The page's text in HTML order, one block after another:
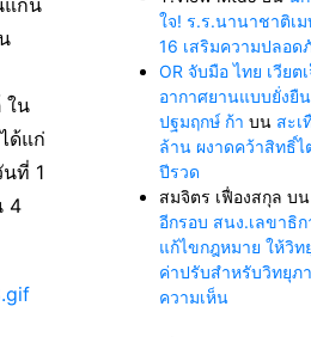
แก่น
ใน
ด้แก่
ที่ 1
4
ใจ! ร.ร.นานาชาติเ
16 เสริมความปลอด
OR จับมือ ไทย เวียต
อากาศยานแบบยั่งยื
ปฐมฤกษ์ ก้า บน สะเ
ล้าน ผงาดคว้าสิทธิ์ไ
ปีรวด
สมจิตร เฟื่องสกุล บน
อีกรอบ สนง.เลขาธิ
แก้ไขกฎหมาย ให้วิ
ค่าปรับสำหรับวิทยุภ
ความเห็น